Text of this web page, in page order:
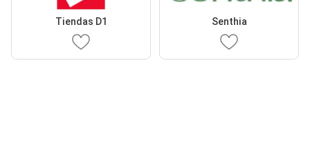
Tiendas D1 Senthia